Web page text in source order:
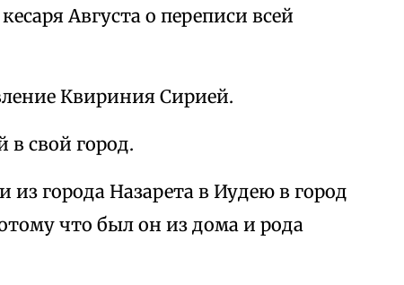
Августа о переписи всей
Квириния Сирией.
свой город.
города Назарета в Иудею в город
что был он из дома и рода